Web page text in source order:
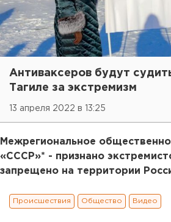
Антиваксеров будут
Тагиле за экстремизм
13 апреля 2022 в 13:25
Межрегиональное
«СССР»* - признано
запрещено на территории
Происшествия Общество Видео